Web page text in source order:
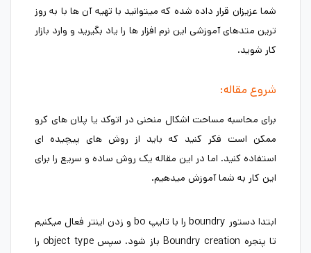
شما عزیزان قرار داده شده که میتوانید با تهیه آن ها با به روز
ترین متدهای آموزشی این نرم افزار ها را یاد بگیرید و وارد بازار
کار شوید.
شروع مقاله:
برای محاسبه مساحت اشکال منحنی در اتوکد یا پلان های کرو
ممکن است فکر کنید که باید از روش های پیچیده ای
استفاده کنید. اما در این مقاله یک روش ساده و سریع را برای
این کار به شما آموزش میدهیم.
ابتدا دستور boundry را با تایپ bo و زدن اینتر فعال میکنیم
تا پنجره Boundry creation باز شود. سپس object type را